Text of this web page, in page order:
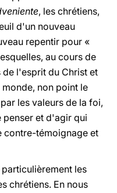
, les chrétiens,
d'un nouveau
repentir pour «
au cours de
l'esprit du Christ et
non point le
les valeurs de la foi,
penser et d'agir qui
contre-témoignage et
les
chrétiens. En nous